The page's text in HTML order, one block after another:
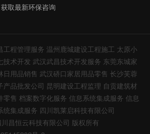
获取最新环保咨询
工程管理服务 温州鹿城建设工程施工 太原小
技术开发 武汉武昌技术开发服务 东莞东城家
日用品销售 武汉硚口家居用品零售 长沙芙蓉
产品批发公司 昆明建设工程监理 自贡建筑材
零售 档案数字化服务 信息系统集成服务 信息
统集成服务 四川凯莱启科技有限公司
昌恒云科技有限公司 版权所有